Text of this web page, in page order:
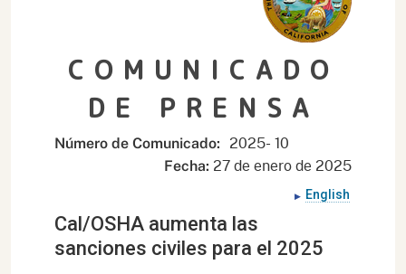
COMUNICADO
DE PRENSA
Número de Comunicado: 2025- 10
Fecha: 27 de enero de 2025
English
Cal/OSHA aumenta las
sanciones civiles para el 2025